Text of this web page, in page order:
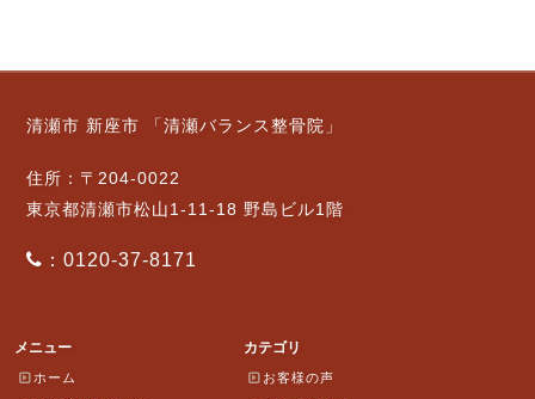
清瀬市 新座市 「清瀬バランス整骨院」
住所：〒204-0022
東京都清瀬市松山1-11-18 野島ビル1階
：0120-37-8171
メニュー
ホーム
カテゴリ
お客様の声